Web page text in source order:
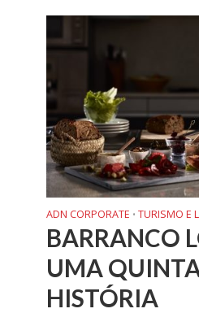
ADN CORPORATE • TURISMO E
BARRANCO
UMA
HISTÓRIA